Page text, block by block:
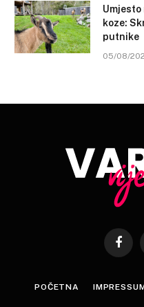
koze:
putnike
05/08/
POČETNA